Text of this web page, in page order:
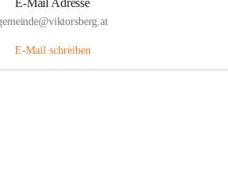
E-Mail Adresse
E-Mail schreiben